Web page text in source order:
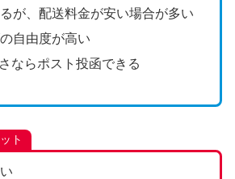
が、配送料金が安い場合が多い
の自由度が高い
ならポスト投函できる
ト